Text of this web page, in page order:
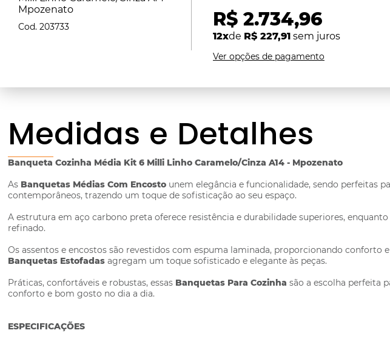
Mpozenato
203733 R$ 2.734,96
12xde R$ 227,91 sem juros
Ver opções de pagamento
Medidas e Detalhes
Banqueta Cozinha Média Kit 6 Milli Linho Caramelo/Cinza A14 - Mpozenato
As Banquetas Médias Com Encosto unem elegância e funcionalidade, sendo perfeitas
contemporâneos, trazendo um toque de sofisticação ao seu espaço.
A estrutura em aço carbono preta oferece resistência e durabilidade superiores,
refinado.
Os assentos e encostos são revestidos com espuma laminada, proporcionando
Banquetas Estofadas agregam um toque sofisticado e elegante às peças.
Práticas, confortáveis e robustas, essas Banquetas Para Cozinha são a escolha perfeita
conforto e bom gosto no dia a dia.
ESPECIFICAÇÕES